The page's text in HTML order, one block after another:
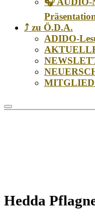
⤴️ zu Ö.D.A.
ADIDO-
Hedda